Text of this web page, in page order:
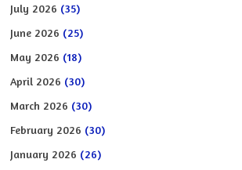
July 2026 (35)
June 2026 (25)
May 2026 (18)
April 2026 (30)
March 2026 (30)
February 2026 (30)
January 2026 (26)